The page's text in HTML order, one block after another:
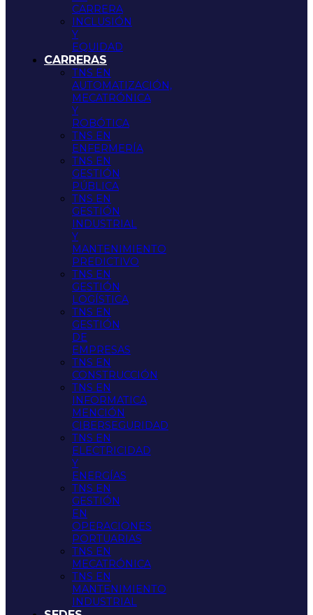
CARRERA
INCLUSIÓN
Y
EQUIDAD
CARRERAS
TNS EN
AUTOMATIZACIÓN,
MECATRÓNICA
Y
ROBÓTICA
TNS EN
ENFERMERÍA
TNS EN
GESTIÓN
PÚBLICA
TNS EN
GESTIÓN
INDUSTRIAL
Y
MANTENIMIENTO
PREDICTIVO
TNS EN
GESTIÓN
LOGÍSTICA
TNS EN
GESTIÓN
DE
EMPRESAS
TNS EN
CONSTRUCCIÓN
TNS EN
INFORMATICA
MENCIÓN
CIBERSEGURIDAD
TNS EN
ELECTRICIDAD
Y
ENERGÍAS
TNS EN
GESTIÓN
EN
OPERACIONES
PORTUARIAS
TNS EN
MECATRÓNICA
TNS EN
MANTENIMIENTO
INDUSTRIAL